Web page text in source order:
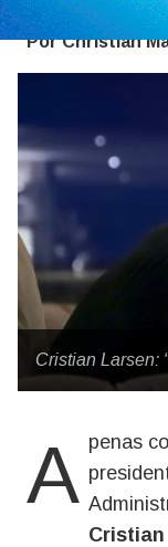
Por Christian
Cristian Larsen:
Apenas comienza la conversación, el